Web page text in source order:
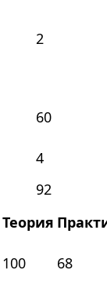
2
60
4
92
Теория
100 68